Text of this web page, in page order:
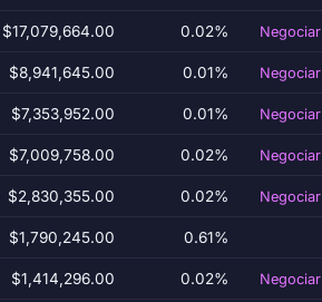
$17,079,664.00 0.02% Negociar
$8,941,645.00 0.01% Negociar
$7,353,952.00 0.01% Negociar
$7,009,758.00 0.02% Negociar
$2,830,355.00 0.02% Negociar
$1,790,245.00 0.61%
$1,414,296.00 0.02% Negociar